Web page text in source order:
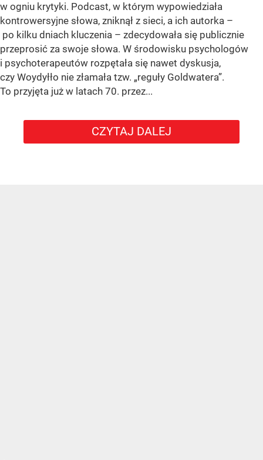
w ogniu krytyki. Podcast, w którym wypowiedziała
kontrowersyjne słowa, zniknął z sieci, a ich autorka –
po kilku dniach kluczenia – zdecydowała się publicznie
przeprosić za swoje słowa. W środowisku psychologów
i psychoterapeutów rozpętała się nawet dyskusja,
czy Woydyłło nie złamała tzw. „reguły Goldwatera”.
To przyjęta już w latach 70. przez...
CZYTAJ DALEJ